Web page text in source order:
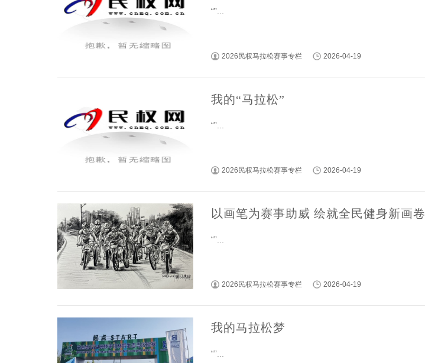
“”...
2026民权马拉松赛事专栏 2026-04-19
我的“马拉松”
“”...
2026民权马拉松赛事专栏 2026-04-19
以画笔为赛事助威 绘就全民健身新画卷
“”...
2026民权马拉松赛事专栏 2026-04-19
我的马拉松梦
“”...